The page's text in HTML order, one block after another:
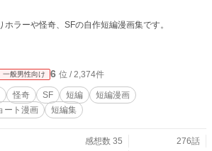
ホラーや怪奇、SFの自作短編漫画集です。
一般男性向け 6 位 / 2,374件
怪奇 SF 短編
短編漫画
ート漫画 短編集
感想数 35
276話